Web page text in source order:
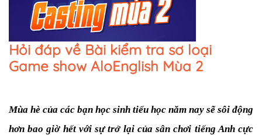
Hỏi đáp về Bài kiểm tra sơ loại
Game show AloEnglish Mùa 2
Mùa hè của các bạn học sinh tiểu học năm nay sẽ sôi động
hơn bao giờ hết với sự trở lại của sân chơi tiếng Anh cực